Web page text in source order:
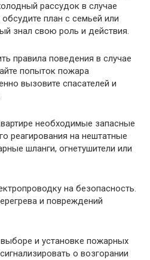
рассудок в случае
план с семьей или
знал свою роль и действия.
правила поведения в случае
попыток пожара
вызовите спасателей и
необходимые запасные
реагирования на нештатные
шланги, огнетушители или
на безопасность.
и повреждений
и установке пожарных
о возгорании